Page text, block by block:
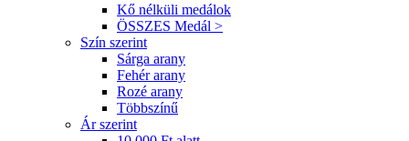
Kő nélküli medálok
ÖSSZES Medál >
Szín szerint
Sárga arany
Fehér arany
Rozé arany
Többszínű
Ár szerint